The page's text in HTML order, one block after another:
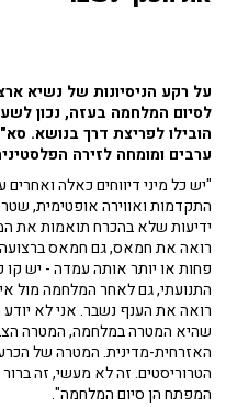
על רקע הניסיונות של נשיא
לסיום המלחמה בעזה, נכון
הובילו לפריצת דרך בנושא.
ערבים ומומחה לזירה
"יש כל מיני דיווחים כאלה
התקדמות ואווירה אופטימית,
ידיעות שלא בהכרח תואמות את
רואה את חמאס, גם חמאס ברצועה
פחות או יותר אותה עמדה - יש
התנועתי, גם לאחר המלחמה מול
רואה את הענף נשבר. אני לא
שהיא המטרה במלחמה, המטרה
האזרחית-מדינית. המטרה של
הטרוריסטים. זה לא מעשי, זה
המפתח הן סיום המלחמה".